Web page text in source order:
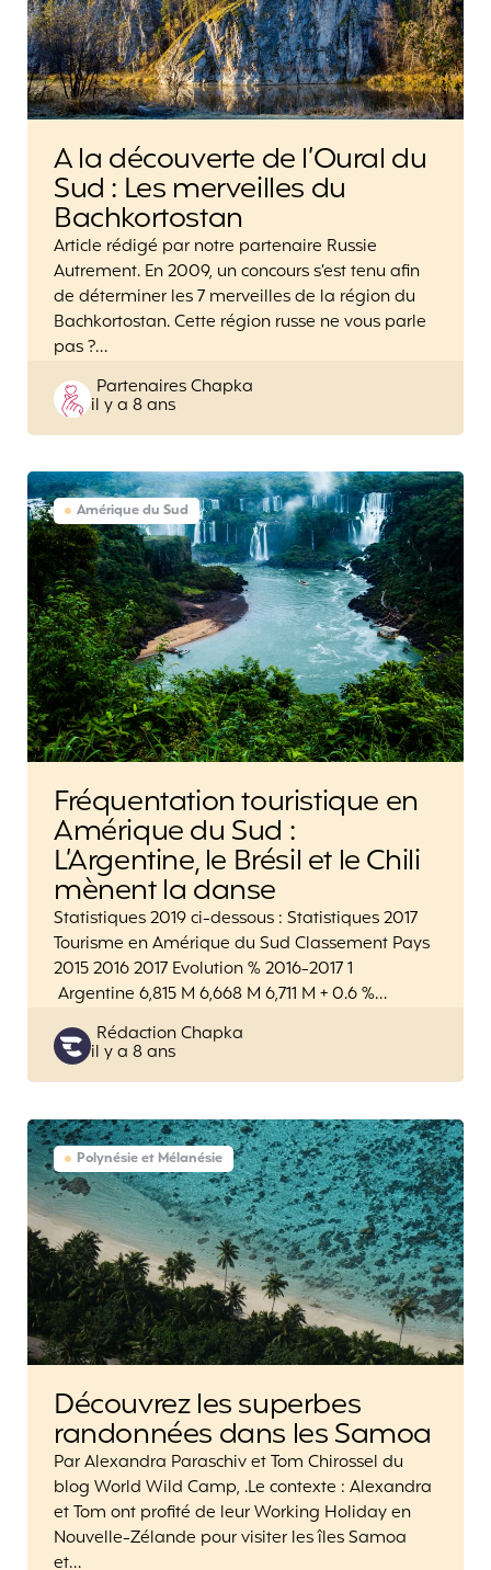
A la découverte de l’Oural du
Sud : Les merveilles du
Bachkortostan
Article rédigé par notre partenaire Russie
Autrement. En 2009, un concours s’est tenu afin
de déterminer les 7 merveilles de la région du
Bachkortostan. Cette région russe ne vous parle
pas ?…
Posted
by
Partenaires Chapka
il y a 8 ans
Amérique du Sud
Fréquentation touristique en
Amérique du Sud :
L’Argentine, le Brésil et le Chili
mènent la danse
Statistiques 2019 ci-dessous : Statistiques 2017
Tourisme en Amérique du Sud Classement Pays
2015 2016 2017 Evolution % 2016-2017 1
Argentine 6,815 M 6,668 M 6,711 M + 0.6 %…
Posted
by
Rédaction Chapka
il y a 8 ans
Polynésie et Mélanésie
Découvrez les superbes
randonnées dans les Samoa
Par Alexandra Paraschiv et Tom Chirossel du
blog World Wild Camp, .Le contexte : Alexandra
et Tom ont profité de leur Working Holiday en
Nouvelle-Zélande pour visiter les îles Samoa
et…